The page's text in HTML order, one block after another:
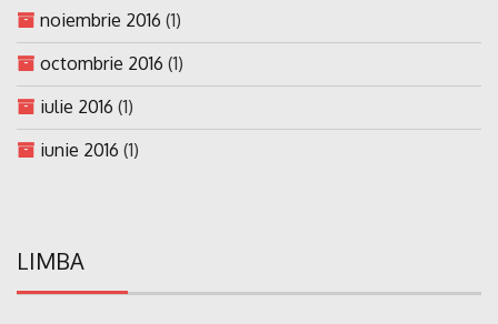
noiembrie 2016 (1)
octombrie 2016 (1)
iulie 2016 (1)
iunie 2016 (1)
LIMBA